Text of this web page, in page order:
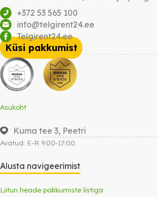
+372 53 565 100
info@telgirent24.ee
Telgirent24.ee
Küsi pakkumist
Asukoht
Kuma tee 3, Peetri
Avatud: E-R 9:00-17:00
Alusta navigeerimist
Liitun heade pakkumiste listiga